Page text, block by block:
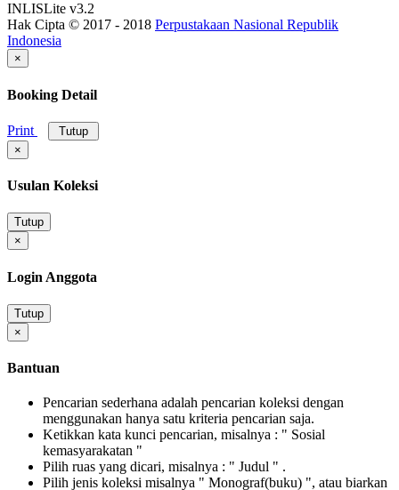
INLISLite v3.2
Hak Cipta © 2017 - 2018 Perpustakaan Nasional Republik
Indonesia
×
Booking Detail
Print
Tutup
×
Usulan Koleksi
Tutup
×
Login Anggota
Tutup
×
Bantuan
Pencarian sederhana adalah pencarian koleksi dengan
menggunakan hanya satu kriteria pencarian saja.
Ketikkan kata kunci pencarian, misalnya : " Sosial
kemasyarakatan "
Pilih ruas yang dicari, misalnya : " Judul " .
Pilih jenis koleksi misalnya " Monograf(buku) ", atau biarkan